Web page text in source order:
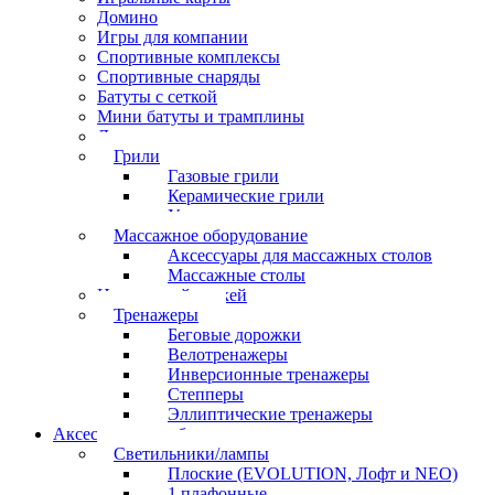
Домино
Игры для компании
Спортивные комплексы
Спортивные снаряды
Батуты с сеткой
Мини батуты и трамплины
Дартс
Грили
Газовые грили
Керамические грили
Угольные грили
Массажное оборудование
Аксессуары для массажных столов
Массажные столы
Настольный хоккей
Тренажеры
Беговые дорожки
Велотренажеры
Инверсионные тренажеры
Степперы
Эллиптические тренажеры
Аксессуары для бильярда
Светильники/лампы
Плоские (EVOLUTION, Лофт и NEO)